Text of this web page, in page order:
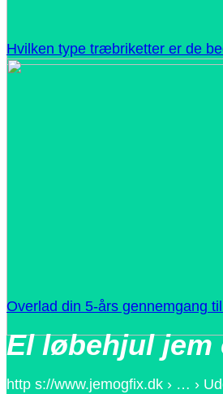
Hvilken type træbriketter er de
Overlad din 5-års gennemgang
El løbehjul jem
http s://www.jemogfix.dk › … ›